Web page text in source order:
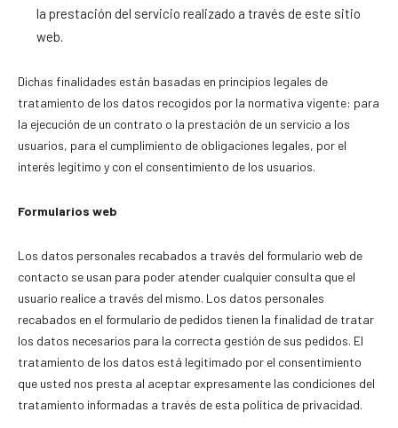
la prestación del servicio realizado a través de este sitio
web.
Dichas finalidades están basadas en principios legales de
tratamiento de los datos recogidos por la normativa vigente: para
la ejecución de un contrato o la prestación de un servicio a los
usuarios, para el cumplimiento de obligaciones legales, por el
interés legítimo y con el consentimiento de los usuarios.
Formularios web
Los datos personales recabados a través del formulario web de
contacto se usan para poder atender cualquier consulta que el
usuario realice a través del mismo. Los datos personales
recabados en el formulario de pedidos tienen la finalidad de tratar
los datos necesarios para la correcta gestión de sus pedidos. El
tratamiento de los datos está legitimado por el consentimiento
que usted nos presta al aceptar expresamente las condiciones del
tratamiento informadas a través de esta política de privacidad.